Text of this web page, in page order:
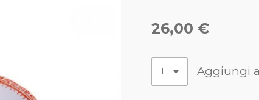
26,00 €
Aggiungi